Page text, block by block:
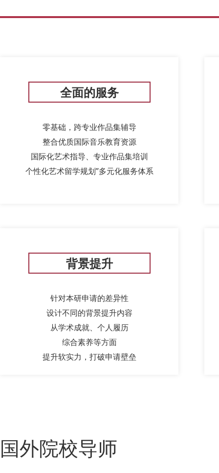
全面的服务
零基础，跨专业作品集辅导
整合优质国际音乐教育资源
国际化艺术指导、专业作品集培训
个性化艺术留学规划”多元化服务体系
背景提升
针对本研申请的差异性
设计不同的背景提升内容
从学术成就、个人履历
综合素养等方面
提升软实力，打破申请壁垒
国外院校导师